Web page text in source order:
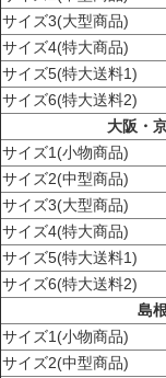
サイズ3(大型商品)
サイズ4(特大商品)
サイズ5(特大送料1)
サイズ6(特大送料2)
大阪・
サイズ1(小物商品)
サイズ2(中型商品)
サイズ3(大型商品)
サイズ4(特大商品)
サイズ5(特大送料1)
サイズ6(特大送料2)
島
サイズ1(小物商品)
サイズ2(中型商品)